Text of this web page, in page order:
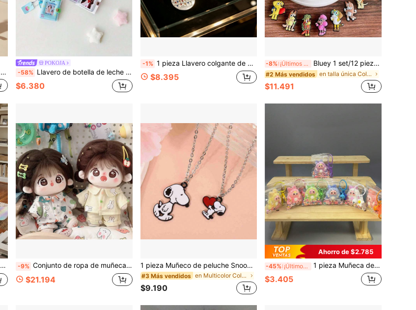
POKOJA
-58% Llavero de botella de leche mini original - Álbum de fotos de 1" y 2" para almacenamiento de tarjetas de identificación y colección de tarjetas de celebridades
$6.380
-1% 1 pieza Llavero colgante de aleación de historia de fantasía de periféricos de películas y televisión de estilo europeo y americano, regalo de Año Nuevo, regalo del Día de San Valentín,
$8.395
-8% ¡Últimos 2 días Bluey 1 set/12 piezas Divertidos y coloridos encantos con los personajes de , Bingo y sus amigos, perfectos para la decoración de la habitación, ideales para proyectos DIY, personalización creativa y regalos únicos para fans de , los regalos perfectos para fiestas (estilo aleatorio)
#2 Más vendidos en talla única Colecciones de muñecas y peluches p
$11.491
-9% Conjunto de ropa de muñeca de 20 cm, que incluye 2 piezas - camisa y pantalones, estilo de impresión de dibujos animados, conjunto de ropa adorable, disfraz de muñeca de peluche, recuerdos de fiesta, regalo de cumpleaños (muñeca y zapatos no incluidos)
$21.194
1 pieza Muñeco de peluche Snoopy 2026 nuevo, diseño exquisito y versátil, puede decorar fácilmente diversas prendas, dinámico divertido y único, adecuado como pequeño regalo y sorpresa para amigos y familiares (estilo aleatorio)
#3 Más vendidos en Multicolor Colecciones de peluches y animales d
$9.190
Ahorro de $2.785
-45% ¡Últimos 2 días 1 pieza Muñeca de peluche clásica de conejo de 3 años, con llavero de flores exquisito y bolsa protectora transparente con brillo, ligera y portátil, ideal como regalo de edición limitada para Año Nuevo, Acción de Gracias, Navidad y otras fiestas, recuerdos de fiesta y regalos para reuniones familiares
$3.405